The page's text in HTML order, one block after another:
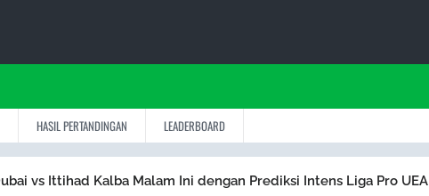
HASIL PERTANDINGAN LEADERBOARD
vs Ittihad Kalba Malam Ini dengan Prediksi Intens Liga Pro UEA